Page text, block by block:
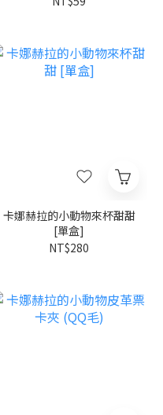
卡娜赫拉的小動物來杯甜甜
[單盒]
NT$280